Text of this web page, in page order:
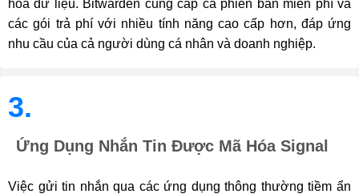
hóa dữ liệu. Bitwarden cung cấp cả phiên bản miễn phí và
các gói trả phí với nhiều tính năng cao cấp hơn, đáp ứng
nhu cầu của cả người dùng cá nhân và doanh nghiệp.
3.
Ứng Dụng Nhắn Tin Được Mã Hóa Signal
Việc gửi tin nhắn qua các ứng dụng thông thường tiềm ẩn